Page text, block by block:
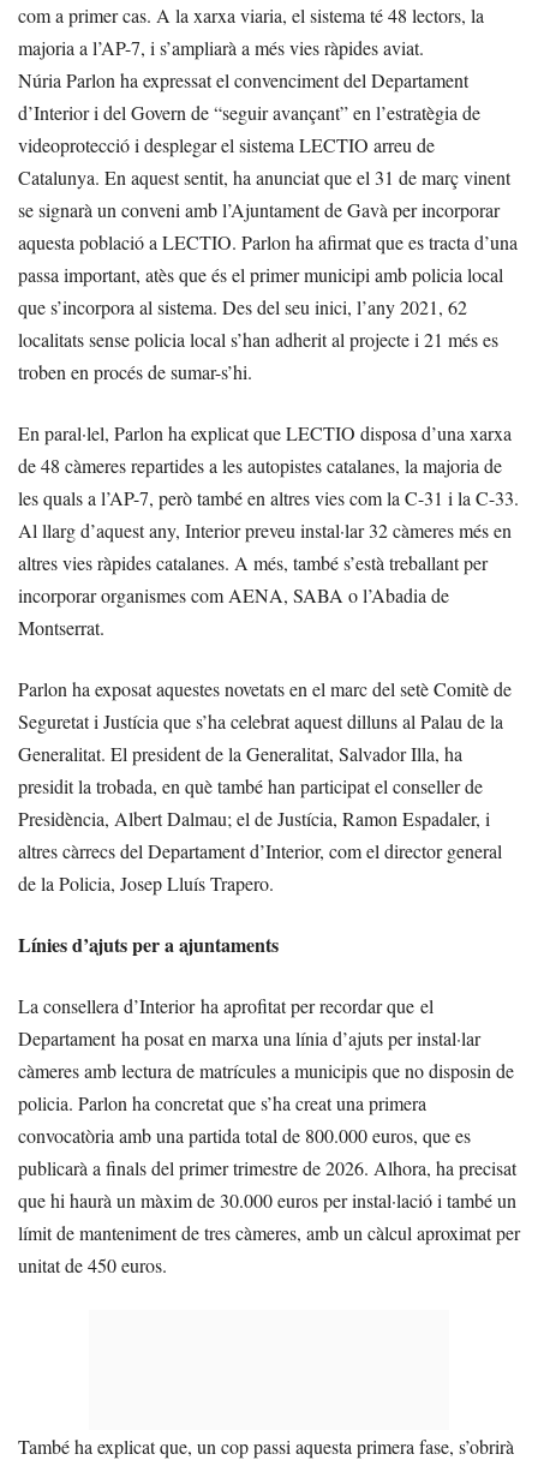
com a primer cas. A la xarxa viaria, el sistema té 48 lectors, la
majoria a l’AP-7, i s’ampliarà a més vies ràpides aviat.
Núria Parlon ha expressat el convenciment del Departament
d’Interior i del Govern de “seguir avançant” en l’estratègia de
videoprotecció i desplegar el sistema LECTIO arreu de
Catalunya. En aquest sentit, ha anunciat que el 31 de març vinent
se signarà un conveni amb l’Ajuntament de Gavà per incorporar
aquesta població a LECTIO. Parlon ha afirmat que es tracta d’una
passa important, atès que és el primer municipi amb policia local
que s’incorpora al sistema. Des del seu inici, l’any 2021, 62
localitats sense policia local s’han adherit al projecte i 21 més es
troben en procés de sumar-s’hi.
En paral·lel, Parlon ha explicat que LECTIO disposa d’una xarxa
de 48 càmeres repartides a les autopistes catalanes, la majoria de
les quals a l’AP-7, però també en altres vies com la C-31 i la C-33.
Al llarg d’aquest any, Interior preveu instal·lar 32 càmeres més en
altres vies ràpides catalanes. A més, també s’està treballant per
incorporar organismes com AENA, SABA o l’Abadia de
Montserrat.
Parlon ha exposat aquestes novetats en el marc del setè Comitè de
Seguretat i Justícia que s’ha celebrat aquest dilluns al Palau de la
Generalitat. El president de la Generalitat, Salvador Illa, ha
presidit la trobada, en què també han participat el conseller de
Presidència, Albert Dalmau; el de Justícia, Ramon Espadaler, i
altres càrrecs del Departament d’Interior, com el director general
de la Policia, Josep Lluís Trapero.
Línies d’ajuts per a ajuntaments
La consellera d’Interior ha aprofitat per recordar que el
Departament ha posat en marxa una línia d’ajuts per instal·lar
càmeres amb lectura de matrícules a municipis que no disposin de
policia. Parlon ha concretat que s’ha creat una primera
convocatòria amb una partida total de 800.000 euros, que es
publicarà a finals del primer trimestre de 2026. Alhora, ha precisat
que hi haurà un màxim de 30.000 euros per instal·lació i també un
límit de manteniment de tres càmeres, amb un càlcul aproximat per
unitat de 450 euros.
També ha explicat que, un cop passi aquesta primera fase, s’obrirà